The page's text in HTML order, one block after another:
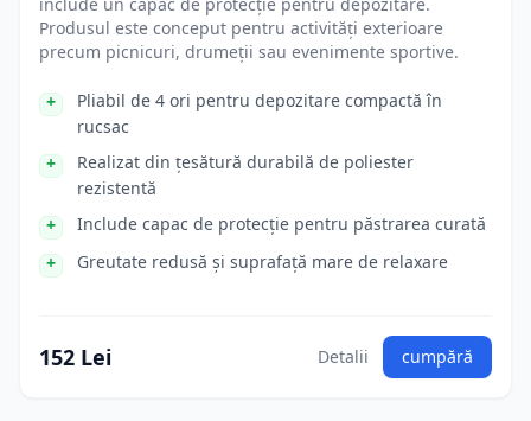
Produsul este conceput pentru activități exterioare
precum picnicuri, drumeții sau evenimente sportive.
Pliabil de 4 ori pentru depozitare compactă în
rucsac
Realizat din țesătură durabilă de poliester
rezistentă
Include capac de protecție pentru păstrarea curată
Greutate redusă și suprafață mare de relaxare
152 Lei Detalii cumpără